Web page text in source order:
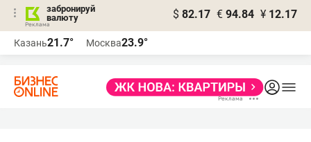
забронируй
валюту
$ 82.17 € 94.84 ¥ 12.17
Казань21.7° Москва23.9°